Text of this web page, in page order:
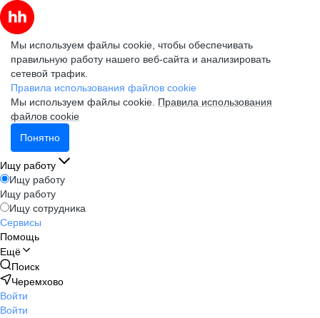
Мы используем файлы cookie, чтобы обеспечивать
правильную работу нашего веб-сайта и анализировать
сетевой трафик.
Правила использования файлов cookie
Мы используем файлы cookie. Правила использования
файлов cookie
Понятно
Ищу работу
Ищу работу
Ищу работу
Ищу сотрудника
Сервисы
Помощь
Ещё
Поиск
Черемхово
Войти
Войти